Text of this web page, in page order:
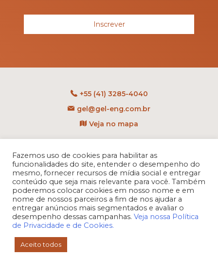
Inscrever
+55 (41) 3285-4040
gel@gel-eng.com.br
Veja no mapa
CEP: 81290-060 - CIC
Curitiba - PR - Brasil
Fazemos uso de cookies para habilitar as
funcionalidades do site, entender o desempenho do
mesmo, fornecer recursos de mídia social e entregar
conteúdo que seja mais relevante para você. Também
poderemos colocar cookies em nosso nome e em
nome de nossos parceiros a fim de nos ajudar a
entregar anúncios mais segmentados e avaliar o
desempenho dessas campanhas. Veja nossa Política
de Privacidade e de Cookies.
Aceito todos